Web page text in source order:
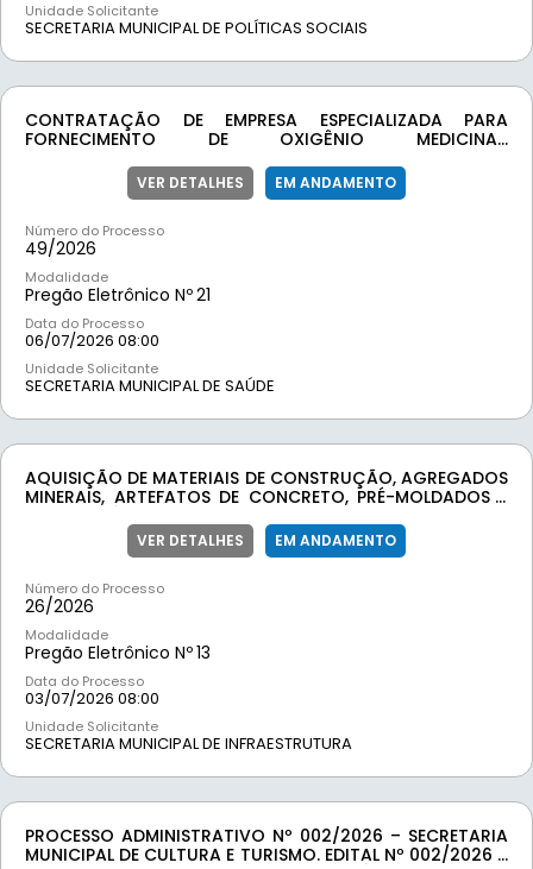
Unidade Solicitante
SECRETARIA MUNICIPAL DE POLÍTICAS SOCIAIS
CONTRATAÇÃO DE EMPRESA ESPECIALIZADA PARA
FORNECIMENTO DE OXIGÊNIO MEDICINAL,
DOS EQUIPAMENTOS NECESSÁRIOS, PARA ATENDIMENTO
DAS NECESSIDADES DA SECRETARIA MUNICIPAL DE SAÚDE
VER DETALHES EM ANDAMENTO
Número do Processo
49/2026
Modalidade
Pregão Eletrônico Nº21
Data do Processo
06/07/2026 08:00
Unidade Solicitante
SECRETARIA MUNICIPAL DE SAÚDE
AQUISIÇÃO DE MATERIAIS DE CONSTRUÇÃO, AGREGADOS
MINERAIS, ARTEFATOS DE CONCRETO, PRÉ-MOLDADOS E
ATENDIMENTO DAS DEMANDAS DA SECRETARIA MUNICIPAL
DE INFRAESTRUTURA.
VER DETALHES EM ANDAMENTO
Número do Processo
26/2026
Modalidade
Pregão Eletrônico Nº13
Data do Processo
03/07/2026 08:00
Unidade Solicitante
SECRETARIA MUNICIPAL DE INFRAESTRUTURA
PROCESSO ADMINISTRATIVO Nº 002/2026 – SECRETARIA
MUNICIPAL DE CULTURA E TURISMO. EDITAL Nº 002/2026 –